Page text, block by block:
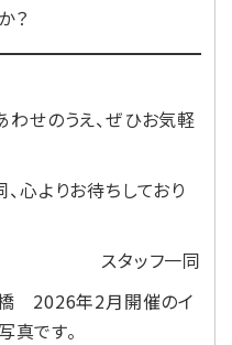
？
わせのうえ、ぜひお気軽
心よりお待ちしており
スタッフ一同